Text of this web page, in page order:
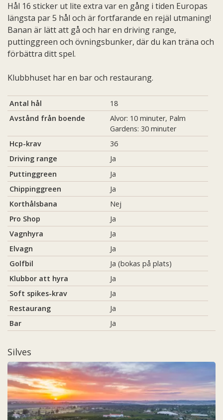
Hål 16 sticker ut lite extra var en gång i tiden Europas
längsta par 5 hål och är fortfarande en rejäl utmaning!
Banan är lätt att gå och har en driving range,
puttinggreen och övningsbunker, där du kan träna och
förbättra ditt spel.
Klubbhuset har en bar och restaurang.
Antal hål
18
Avstånd från boende
Alvor: 10 minuter, Palm
Gardens: 30 minuter
Hcp-krav
36
Driving range
Ja
Puttinggreen
Ja
Chippinggreen
Ja
Korthålsbana
Nej
Pro Shop
Ja
Vagnhyra
Ja
Elvagn
Ja
Golfbil
Ja (bokas på plats)
Klubbor att hyra
Ja
Soft spikes-krav
Ja
Restaurang
Ja
Bar
Ja
Silves